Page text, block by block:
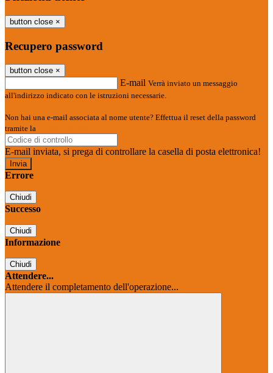
button close ×
Recupero password
button close ×
E-mail Verrà inviato un messaggio
all'indirizzo indicato con le istruzioni necessarie.
Non hai una e-mail associata al nome utente? Effettua il reset della password
tramite la
E-mail inviata, si prega di controllare la casella di posta elettronica!
Errore
Chiudi
Successo
Chiudi
Informazione
Chiudi
Attendere...
Attendere il completamento dell'operazione...